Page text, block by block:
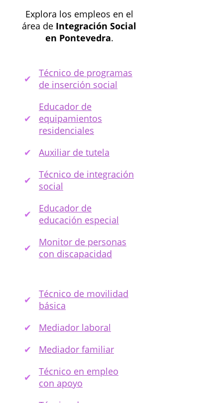
Explora los empleos en el
área de Integración Social
en Pontevedra.
Técnico de programas
de inserción social
Educador de
equipamientos
residenciales
Auxiliar de tutela
Técnico de integración
social
Educador de
educación especial
Monitor de personas
con discapacidad
Técnico de movilidad
básica
Mediador laboral
Mediador familiar
Técnico en empleo
con apoyo